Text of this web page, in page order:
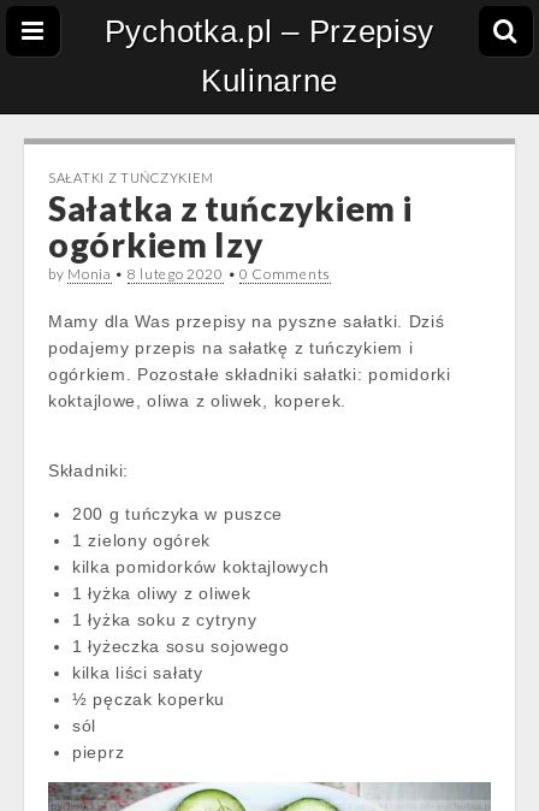
Pychotka.pl – Przepisy
Kulinarne
SAŁATKI Z TUŃCZYKIEM
Sałatka z tuńczykiem i
ogórkiem Izy
by Monia • 8 lutego 2020 • 0 Comments
Mamy dla Was przepisy na pyszne sałatki. Dziś
podajemy przepis na sałatkę z tuńczykiem i
ogórkiem. Pozostałe składniki sałatki: pomidorki
koktajlowe, oliwa z oliwek, koperek.
Składniki:
200 g tuńczyka w puszce
1 zielony ogórek
kilka pomidorków koktajlowych
1 łyżka oliwy z oliwek
1 łyżka soku z cytryny
1 łyżeczka sosu sojowego
kilka liści sałaty
½ pęczak koperku
sól
pieprz